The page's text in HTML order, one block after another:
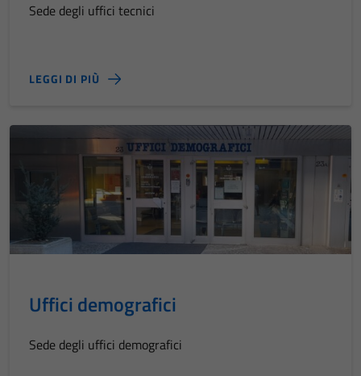
Sede degli uffici tecnici
LEGGI DI PIÙ
Uffici demografici
Sede degli uffici demografici